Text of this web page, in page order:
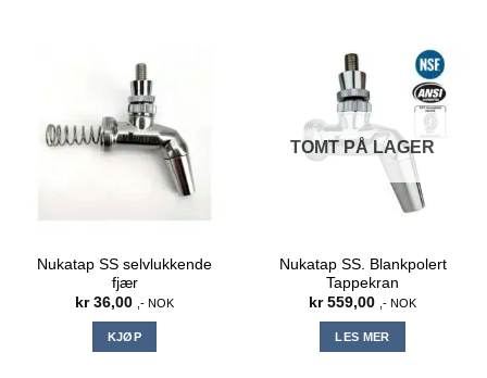
Nukatap SS selvlukkende
fjær
kr36,00 ,- NOK
KJØP
TOMT PÅ LAGER
Nukatap SS. Blankpolert
Tappekran
kr559,00 ,- NOK
LES MER